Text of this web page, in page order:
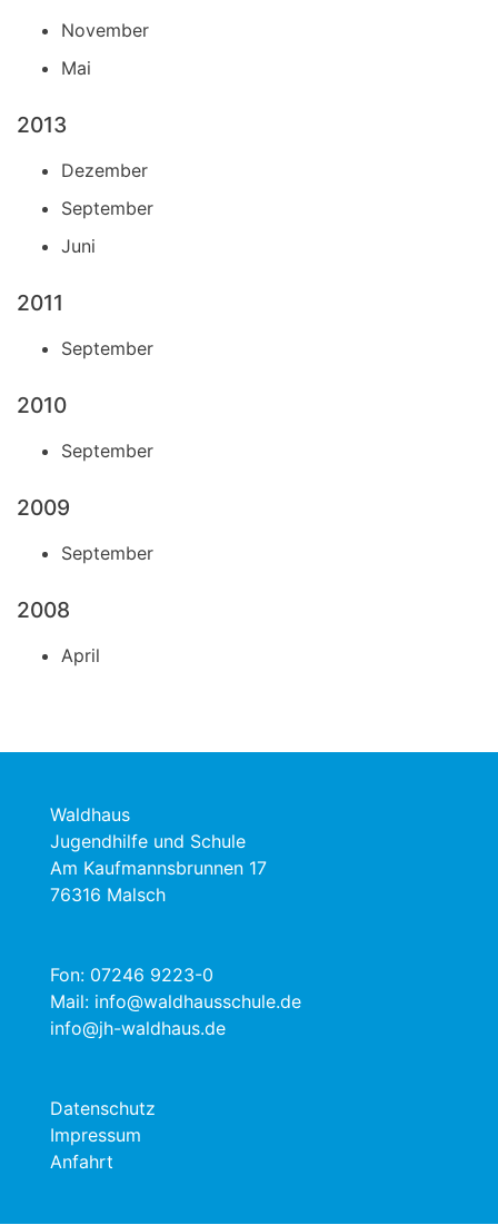
November
Mai
2013
Dezember
September
Juni
2011
September
2010
September
2009
September
2008
April
Waldhaus
Jugendhilfe und Schule
Am Kaufmannsbrunnen 17
76316 Malsch
Fon: 07246 9223-0
Mail: info@waldhausschule.de
info@jh-waldhaus.de
Datenschutz
Impressum
Anfahrt